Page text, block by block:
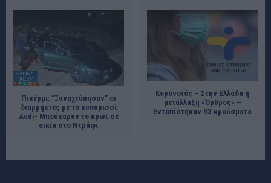
Πικέρμι: ”Ξαναχτύπησαν” οι
διαρρήκτες με το κυπαρισσί
Audi- Μπούκαραν το πρωϊ σε
οικία στο Ντράφι
Κορονοϊός – Στην Ελλάδα η
μετάλλαξη «Όρθρος» –
Εντοπίστηκαν 93 κρούσματα